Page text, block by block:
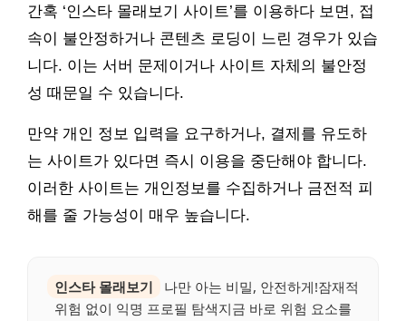
간혹 ‘인스타 몰래보기 사이트’를 이용하다 보면, 접
속이 불안정하거나 콘텐츠 로딩이 느린 경우가 있습
니다. 이는 서버 문제이거나 사이트 자체의 불안정
성 때문일 수 있습니다.
만약 개인 정보 입력을 요구하거나, 결제를 유도하
는 사이트가 있다면 즉시 이용을 중단해야 합니다.
이러한 사이트는 개인정보를 수집하거나 금전적 피
해를 줄 가능성이 매우 높습니다.
인스타 몰래보기
나만 아는 비밀, 안전하게!잠재적
위험 없이 익명 프로필 탐색지금 바로 위험 요소를